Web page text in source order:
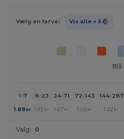
Vælg en farve: Vis alle + 5
Blå
1-7 8-23 24-71 72-143 144-287
1.89kr 1.82 kr 1.67 kr 1.09 kr 1.02 kr
Valg: 0